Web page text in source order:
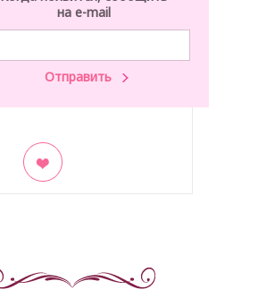
на e-mail